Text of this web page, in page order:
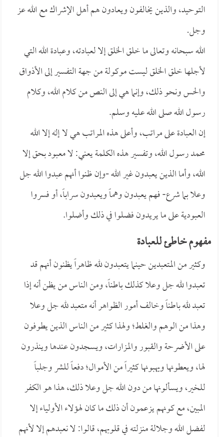
التوحيد، والذين يخالفون ويعادون هم أهل الإشراك مع الله عز
وجل.
الله سبحانه وتعالى ما خلق الخلق إلا لعبادته، وعبادة الله التي
لأجلها خلق الخلق ليست موكولة من جهة التفسير إلى الأذواق
والحس ونحو ذلك، وإنما هي إلى النص من كلام الله، وكلام
رسول الله صلى الله عليه وسلم.
إن العبادة على مراتب، وأعلى هذه المراتب هي لا إله إلا الله
محمد رسول الله، وتفسير هذه الكلمة يعني: لا معبود بحق إلا
الله، وأما الذين يعبدون غير الله -وإن ظنوا أنهم عبدوا الله جل
وعلا بما شرع- فهم يعبدون وهماً ويعبدون سراباً، أو فسروا
العبودية على ما يريدون فضلوا في ذلك وأضلوا.
مفهوم خاطئ للعبادة
وكثير من المتعبدين حينما يتعبدون لله ظاهراً يظنون أنهم قد
تعبدوا لله جل وعلا كذلك باطناً، ومن الناس من يظن أنه إذا
تعبد لله باطناً وخالف أمور الظواهر أنه متعبد لله جل وعلا
وهذا من الوهم والغلط؛ ولهذا كثير من الناس الذين يطوفون
على الأضرحة والقبور والمزارات، ويسجدون عندها وينذرون
لها، ويعطونها ويهبونها كثيراً من الأموال؛ دفعاً للشر وجلباً
للخير، ويسألونها من دون الله جل وعلا ذلك، هذا هو الكفر
المبين، مع كونهم يزعمون أن ذلك ما كان لهؤلاء الأولياء إلا
لفضل الله وجلالة منزلته في قلوبهم، قالوا: لا نعبدهم إلا لأنهم